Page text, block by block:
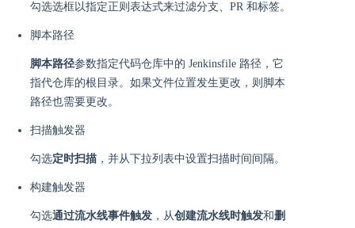
勾选选框以指定正则表达式来过滤分支、PR 和标签。
脚本路径
脚本路径参数指定代码仓库中的 Jenkinsfile 路径，它
指代仓库的根目录。如果文件位置发生更改，则脚本
路径也需要更改。
扫描触发器
勾选定时扫描 ，并从下拉列表中设置扫描时间间隔。
构建触发器
勾选通过流水线事件触发 ，从创建流水线时触发和删